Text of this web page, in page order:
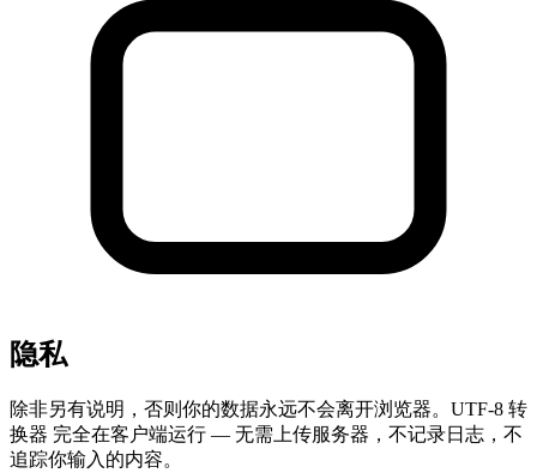
隐私
除非另有说明，否则你的数据永远不会离开浏览器。UTF-8 转
换器 完全在客户端运行 — 无需上传服务器，不记录日志，不
追踪你输入的内容。